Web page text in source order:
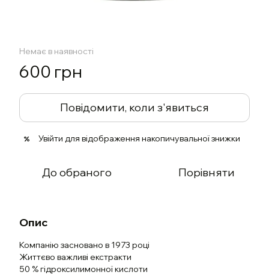
Немає в наявності
600 грн
Повідомити, коли з'явиться
% Увійти для відображення накопичувальної знижки
До обраного Порівняти
Опис
Компанію засновано в 1973 році
Життєво важливі екстракти
50 % гідроксилимонної кислоти